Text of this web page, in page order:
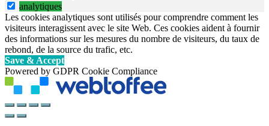
analytiques
Les cookies analytiques sont utilisés pour comprendre comment les
visiteurs interagissent avec le site Web. Ces cookies aident à fournir
des informations sur les mesures du nombre de visiteurs, du taux de
rebond, de la source du trafic, etc.
Save & Accept
Powered by GDPR Cookie Compliance